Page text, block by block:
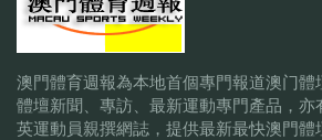
澳門體育週報為本地首個專門報道澳门體
體壇新聞、專訪、最新運動專門產品，亦
英運動員親撰網誌，提供最新最快澳門體